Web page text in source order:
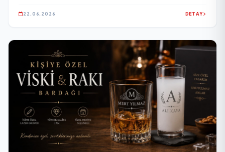
22.06.2026 DETAY